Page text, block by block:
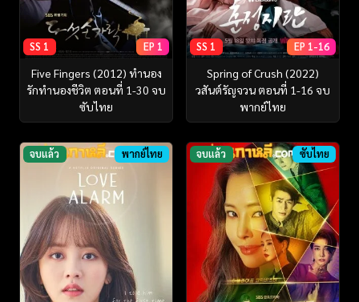
SS 1 EP 1
Five Fingers (2012) ทำนอง
รักทำนองชีวิต ตอนที่ 1-30 จบ
ซับไทย
SS 1 EP 1-16
Spring of Crush (2022)
วสันต์รัญจวน ตอนที่ 1-16 จบ
พากย์ไทย
จบแล้ว พากย์ไทย จบแล้ว ซับไทย